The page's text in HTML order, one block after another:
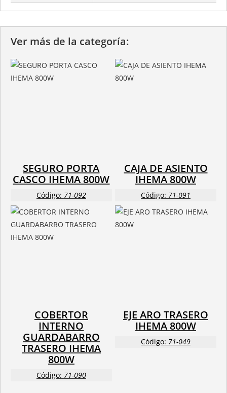
Ver más de la categoría:
SEGURO PORTA
CASCO IHEMA 800W
Código: 71-092
CAJA DE ASIENTO
IHEMA 800W
Código: 71-091
COBERTOR
INTERNO
GUARDABARRO
TRASERO IHEMA
800W
Código: 71-090
EJE ARO TRASERO
IHEMA 800W
Código: 71-049